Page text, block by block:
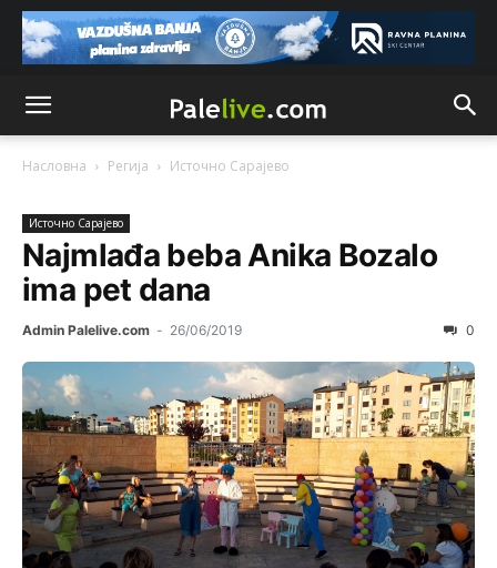
Насловна Регија Источно Сарајево
Источно Сарајево
Najmlađa beba Anika Bozalo
ima pet dana
Admin Palelive.com - 26/06/2019 0